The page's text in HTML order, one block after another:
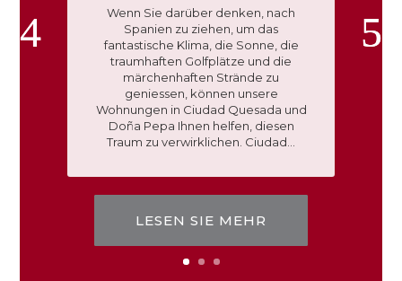
Wenn Sie darüber denken, nach
Spanien zu ziehen, um das
fantastische Klima, die Sonne, die
traumhaften Golfplätze und die
märchenhaften Strände zu
geniessen, können unsere
Wohnungen in Ciudad Quesada und
Doña Pepa Ihnen helfen, diesen
Traum zu verwirklichen. Ciudad...
LESEN SIE MEHR